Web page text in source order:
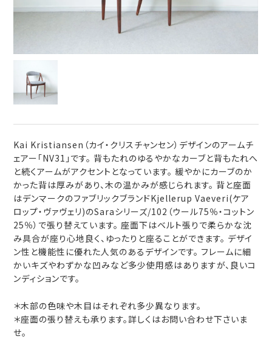
Kai Kristiansen（カイ・クリスチャンセン）デザインのアームチ
ェアー「NV31」です。 背もたれのゆるやかなカーブと背もたれへ
と続くアームがアクセントとなっています。 緩やかにカーブのか
かった背は厚みがあり、木の温かみが感じられます。 背と座面
はデンマークのファブリックブランドKjellerup Vaeveri(ケア
ロップ・ヴァヴェリ)のSaraシリーズ/102（ウール75％・コットン
25％）で張り替えています。 座面下はベルト張りで柔らかな沈
み具合が座り心地良く、ゆったりと座ることができます。 デザイ
ン性と機能性に優れた人気のあるデザインです。 フレームに細
かいキズやわずかな凹みなど多少使用感はありますが、良いコ
ンディションです。
＊木部の色味や木目はそれぞれ多少異なります。
＊座面の張り替えも承ります。詳しくはお問い合わせ下さいま
せ。